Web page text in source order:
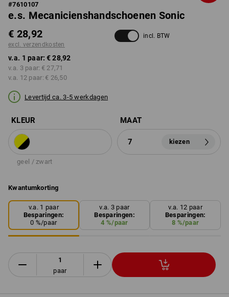
#7610107
e.s. Mecanicienshandschoenen Sonic
€ 28,92
excl. verzendkosten
incl. BTW
v.a. 1 paar: € 28,92
v.a. 3 paar: € 27,71
v.a. 12 paar: € 26,50
Levertijd ca. 3-5 werkdagen
KLEUR
geel / zwart
MAAT
7 kiezen
Kwantumkorting
v.a. 1 paar
Besparingen:
0 %/paar
v.a. 3 paar
Besparingen:
4 %/paar
v.a. 12 paar
Besparingen:
8 %/paar
paar